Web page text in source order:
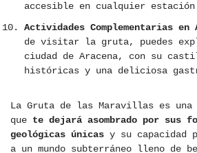
accesible en cualquier
Actividades Complementarias en
de visitar la gruta, puedes
ciudad de Aracena, con su
históricas y una deliciosa
La Gruta de las Maravillas es
que te dejará asombrado por sus
geológicas únicas y su capacidad
a un mundo subterráneo lleno de